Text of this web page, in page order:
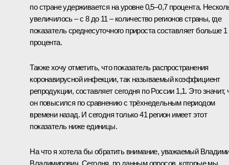
по стране удерживается на уровне 0,5–0,7 процента.
увеличилось – с 8 до 11 – количество регионов страны, где
показатель среднесуточного прироста составляет больше 1
процента.
Также хочу отметить, что показатель распространения
коронавирусной инфекции, так называемый коэффициент
репродукции, составляет сегодня по России 1,1. Это значит,
он повысился по сравнению с трёхнедельным периодом
времени назад. И сегодня только 41 регион имеет этот
показатель ниже единицы.
На что я хотела бы обратить внимание, уважаемый
Владимирович. Сегодня, по данным опросов, которые мы